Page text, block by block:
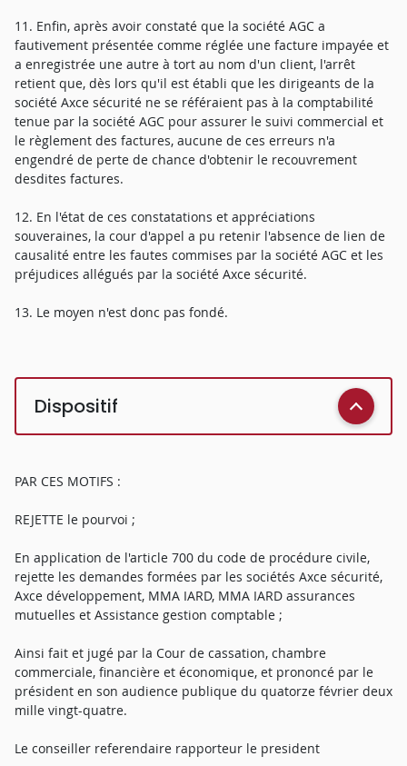
11. Enfin, après avoir constaté que la société AGC a
fautivement présentée comme réglée une facture impayée et
a enregistrée une autre à tort au nom d'un client, l'arrêt
retient que, dès lors qu'il est établi que les dirigeants de la
société Axce sécurité ne se référaient pas à la comptabilité
tenue par la société AGC pour assurer le suivi commercial et
le règlement des factures, aucune de ces erreurs n'a
engendré de perte de chance d'obtenir le recouvrement
desdites factures.
12. En l'état de ces constatations et appréciations
souveraines, la cour d'appel a pu retenir l'absence de lien de
causalité entre les fautes commises par la société AGC et les
préjudices allégués par la société Axce sécurité.
13. Le moyen n'est donc pas fondé.
Dispositif
PAR CES MOTIFS :
REJETTE le pourvoi ;
En application de l'article 700 du code de procédure civile,
rejette les demandes formées par les sociétés Axce sécurité,
Axce développement, MMA IARD, MMA IARD assurances
mutuelles et Assistance gestion comptable ;
Ainsi fait et jugé par la Cour de cassation, chambre
commerciale, financière et économique, et prononcé par le
président en son audience publique du quatorze février deux
mille vingt-quatre.
Le conseiller referendaire rapporteur le president